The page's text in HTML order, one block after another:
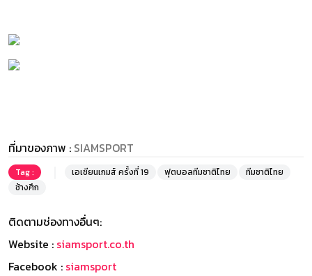
ที่มาของภาพ : SIAMSPORT
Tag : เอเชียนเกมส์ ครั้งที่ 19 ฟุตบอลทีมชาติไทย
ทีมชาติไทย
ช้างศึก
ติดตามช่องทางอื่นๆ:
Website : siamsport.co.th
Facebook : siamsport